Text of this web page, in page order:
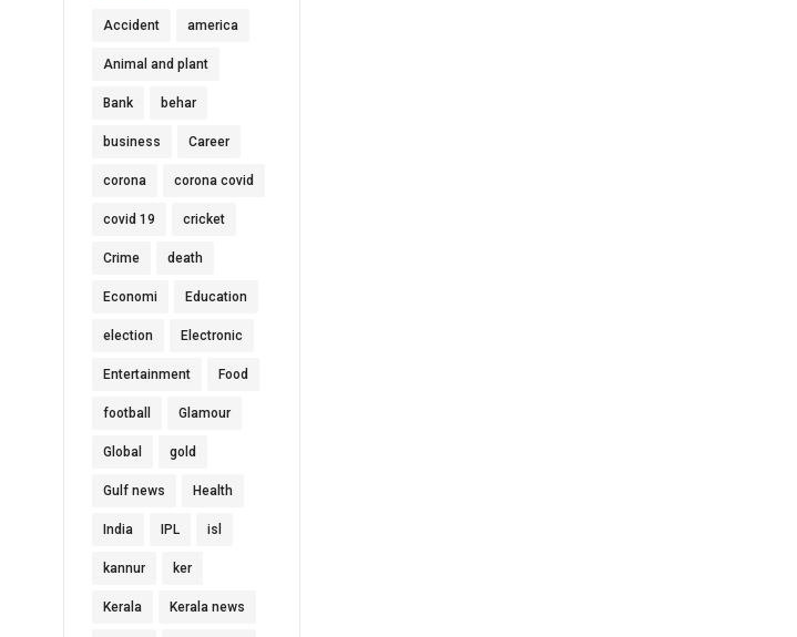
Accident america
Animal and plant
Bank behar
business Career
corona corona covid
covid 19 cricket
Crime death
Economi Education
election Electronic
Entertainment Food
football Glamour
Global gold
Gulf news Health
India IPL isl
kannur ker
Kerala Kerala news